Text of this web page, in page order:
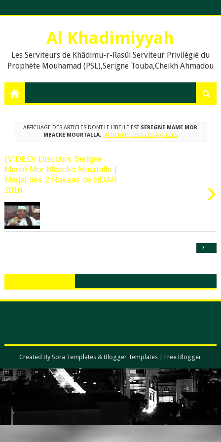
Al Khadimiyyah
Les Serviteurs de Khâdimu-r-Rasûl Serviteur Privilégié du
Prophète Mouhamad (PSL),Serigne Touba,Cheikh Ahmadou
le prophète Muḥammad (psl),,Dieu, La prière en islam,
Assalat, Salat, les cinq prières quotidiennes, Le Khalife
Muhammad, .Org, .Com., Sénégal, Usa, Dakar, Touba,
AFFICHAGE DES ARTICLES DONT LE LIBELLÉ EST SERIGNE MAME MOR
MBACKÉ MOURTALLA. AFFICHER TOUS LES ARTICLES
(VIDEO) Discours Serigne
Mame Mor Mbacké Mourtalla |
Magal des 2 Rakaas de NDAR
2016
›
›
Created BySora Templates &Blogger Templates |Free Blogger
Templates